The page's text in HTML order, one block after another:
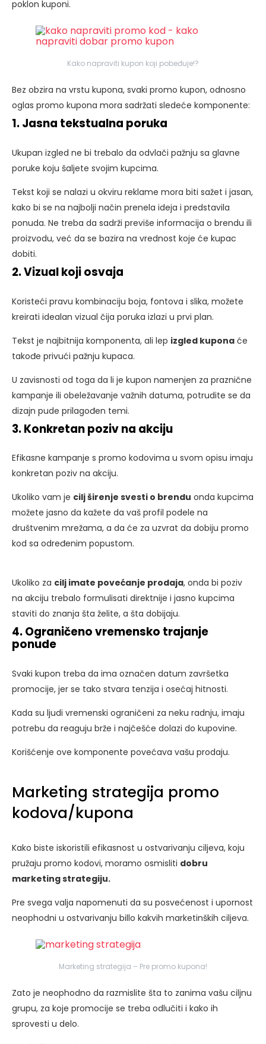
poklon kuponi.
Kako napraviti kupon koji pobeđuje!?
Bez obzira na vrstu kupona, svaki promo kupon, odnosno
oglas promo kupona mora sadržati sledeće komponente:
1. Jasna tekstualna poruka
Ukupan izgled ne bi trebalo da odvlači pažnju sa glavne
poruke koju šaljete svojim kupcima.
Tekst koji se nalazi u okviru reklame mora biti sažet i jasan,
kako bi se na najbolji način prenela ideja i predstavila
ponuda. Ne treba da sadrži previše informacija o brendu ili
proizvodu, već da se bazira na vrednost koje će kupac
dobiti.
2. Vizual koji osvaja
Koristeći pravu kombinaciju boja, fontova i slika, možete
kreirati idealan vizual čija poruka izlazi u prvi plan.
Tekst je najbitnija komponenta, ali lep izgled kupona će
takođe privući pažnju kupaca.
U zavisnosti od toga da li je kupon namenjen za praznične
kampanje ili obeležavanje važnih datuma, potrudite se da
dizajn pude prilagođen temi.
3. Konkretan poziv na akciju
Efikasne kampanje s promo kodovima u svom opisu imaju
konkretan poziv na akciju.
Ukoliko vam je cilj širenje svesti o brendu onda kupcima
možete jasno da kažete da vaš profil podele na
društvenim mrežama, a da će za uzvrat da dobiju promo
kod sa određenim popustom.
Ukoliko za cilj imate povećanje prodaja, onda bi poziv
na akciju trebalo formulisati direktnije i jasno kupcima
staviti do znanja šta želite, a šta dobijaju.
4. Ograničeno vremensko trajanje
ponude
Svaki kupon treba da ima označen datum završetka
promocije, jer se tako stvara tenzija i osećaj hitnosti.
Kada su ljudi vremenski ograničeni za neku radnju, imaju
potrebu da reaguju brže i najčešće dolazi do kupovine.
Korišćenje ove komponente povećava vašu prodaju.
Marketing strategija promo
kodova/kupona
Kako biste iskoristili efikasnost u ostvarivanju ciljeva, koju
pružaju promo kodovi, moramo osmisliti dobru
marketing strategiju.
Pre svega valja napomenuti da su posvećenost i upornost
neophodni u ostvarivanju billo kakvih marketinških ciljeva.
Marketing strategija – Pre promo kupona!
Zato je neophodno da razmislite šta to zanima vašu ciljnu
grupu, za koje promocije se treba odlučiti i kako ih
sprovesti u delo.